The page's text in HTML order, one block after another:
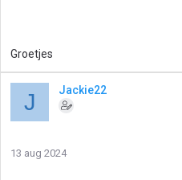
Groetjes
J Jackie22
13 aug 2024